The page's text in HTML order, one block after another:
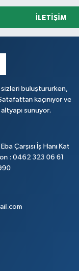
İLETIŞIM
buluştururken,
kaçınıyor ve
sunuyor.
Çarşısı İş Hanı Kat
: 0462 323 06 61